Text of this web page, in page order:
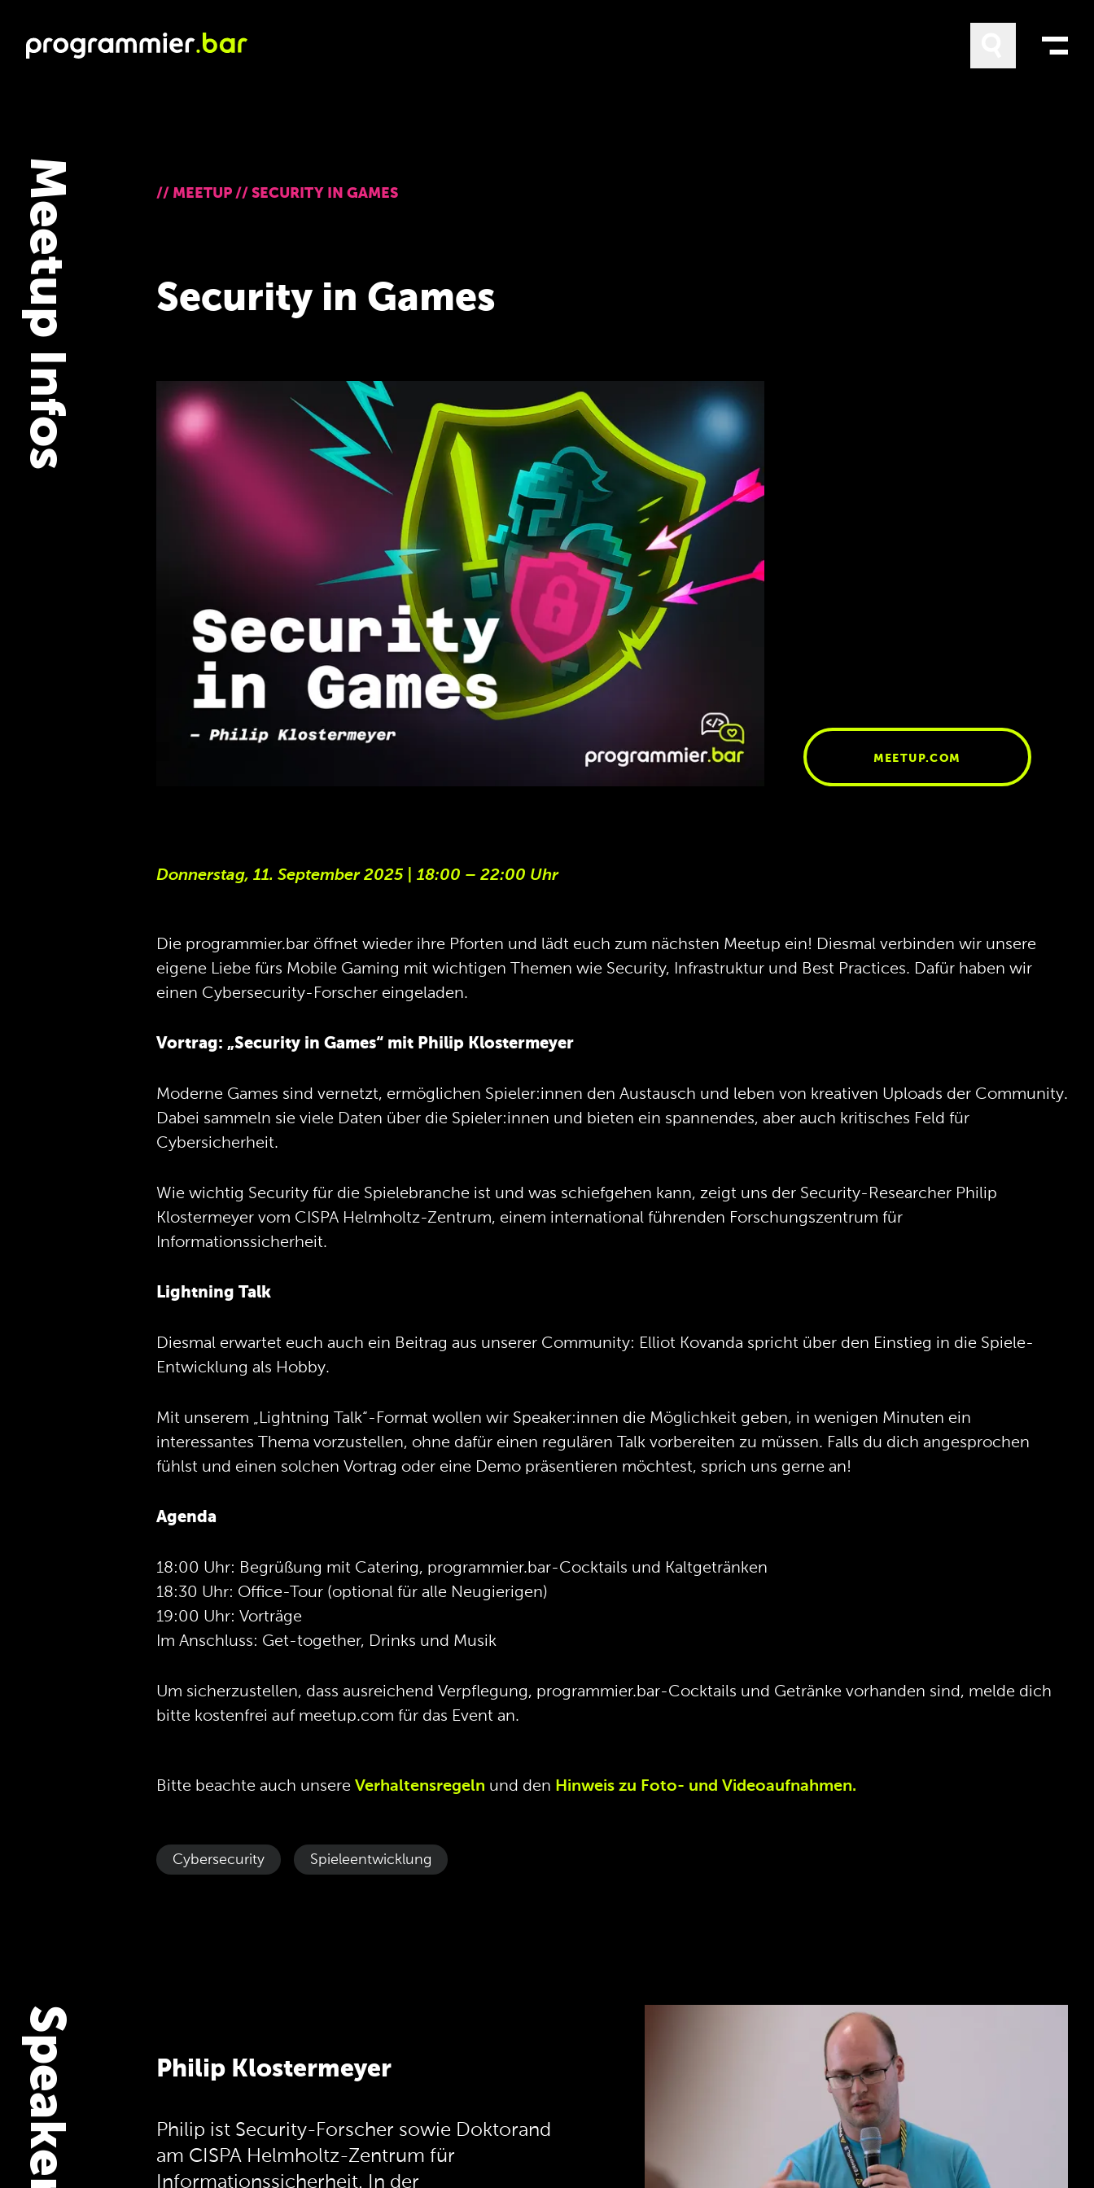
// MEETUP // SECURITY IN GAMES
Security in Games
MEETUP.COM
Donnerstag, 11. September 2025 | 18:00 – 22:00 Uhr
Meetup Infos
Die programmier.bar öffnet wieder ihre Pforten und lädt euch zum nächsten Meetup ein! Diesmal verbinden wir unsere
eigene Liebe fürs Mobile Gaming mit wichtigen Themen wie Security, Infrastruktur und Best Practices. Dafür haben wir
einen Cybersecurity-Forscher eingeladen.
Vortrag: „Security in Games“ mit Philip Klostermeyer
Moderne Games sind vernetzt, ermöglichen Spieler:innen den Austausch und leben von kreativen Uploads der Community.
Dabei sammeln sie viele Daten über die Spieler:innen und bieten ein spannendes, aber auch kritisches Feld für
Cybersicherheit.
Wie wichtig Security für die Spielebranche ist und was schiefgehen kann, zeigt uns der Security-Researcher Philip
Klostermeyer vom CISPA Helmholtz-Zentrum, einem international führenden Forschungszentrum für
Informationssicherheit.
Lightning Talk
Diesmal erwartet euch auch ein Beitrag aus unserer Community: Elliot Kovanda spricht über den Einstieg in die Spiele-
Entwicklung als Hobby.
Mit unserem „Lightning Talk“-Format wollen wir Speaker:innen die Möglichkeit geben, in wenigen Minuten ein
interessantes Thema vorzustellen, ohne dafür einen regulären Talk vorbereiten zu müssen. Falls du dich angesprochen
fühlst und einen solchen Vortrag oder eine Demo präsentieren möchtest, sprich uns gerne an!
Agenda
18:00 Uhr: Begrüßung mit Catering, programmier.bar-Cocktails und Kaltgetränken
18:30 Uhr: Office-Tour (optional für alle Neugierigen)
19:00 Uhr: Vorträge
Im Anschluss: Get-together, Drinks und Musik
Um sicherzustellen, dass ausreichend Verpflegung, programmier.bar-Cocktails und Getränke vorhanden sind, melde dich
bitte kostenfrei auf meetup.com für das Event an.
Bitte beachte auch unsere Verhaltensregeln und den Hinweis zu Foto- und Videoaufnahmen.
Cybersecurity Spieleentwicklung
Philip Klostermeyer
Philip ist Security-Forscher sowie Doktorand
am CISPA Helmholtz-Zentrum für
Informationssicherheit. In der